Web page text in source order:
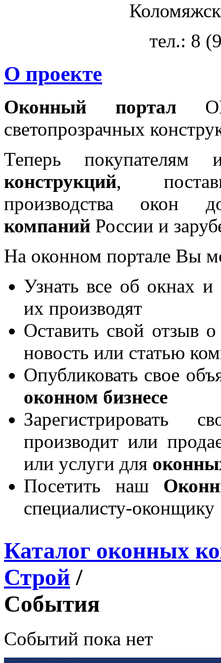
тел.: 8
О проекте
Оконный портал
светопрозрачных
Теперь покупателям
конструкций,
производства окон
компаний России и
На оконном портале Вы
Узнать все об окнах и
их производят
Оставить свой отзыв
новость или статью
Опубликовать свое
оконном бизнесе
производит или
или услуги для
Посетить наш
специалисту-оконщику
Каталог оконных
Строй /
События
Событий пока нет